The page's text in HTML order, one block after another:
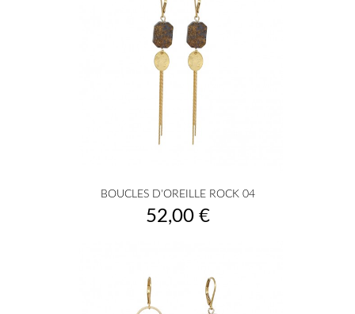
BOUCLES D'OREILLE ROCK 04
Prix
52,00 €